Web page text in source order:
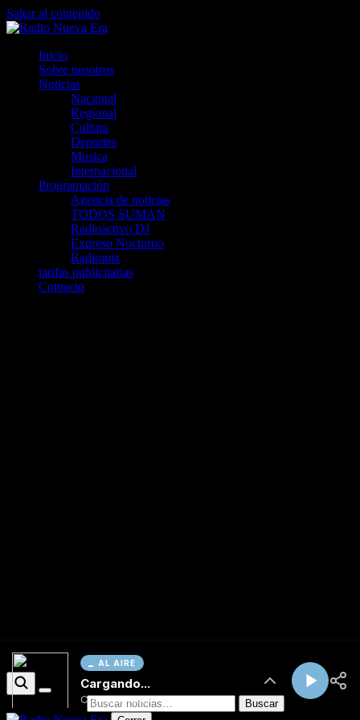
AL AIRE
Cargando...
Conectando...